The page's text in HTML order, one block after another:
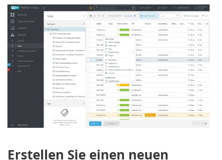
Erstellen Sie einen neuen